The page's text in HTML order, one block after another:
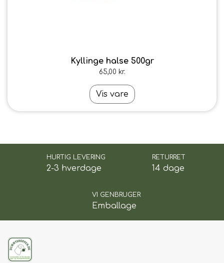
Kyllinge halse 500gr
65,00 kr.
Vis vare
HURTIG LEVERING
2-3 hverdage
RETURRET
14 dage
VI GENBRUGER
Emballage